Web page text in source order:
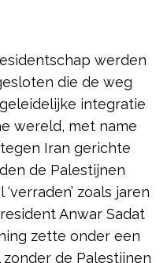
werden
die de weg
integratie
wereld, met name
Iran gerichte
de Palestijnen
zoals jaren
Anwar Sadat
zette onder een
de Palestijnen